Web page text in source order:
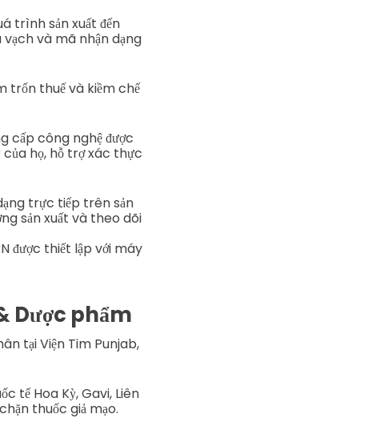
trình sản xuất đến
và mã nhận dạng
trốn thuế và kiềm chế
cấp công nghệ được
họ, hỗ trợ xác thực
trực tiếp trên sản
sản xuất và theo dõi
được thiết lập với máy
Dược phẩm
tại Viện Tim Punjab,
tế Hoa Kỳ, Gavi, Liên
thuốc giả mạo.